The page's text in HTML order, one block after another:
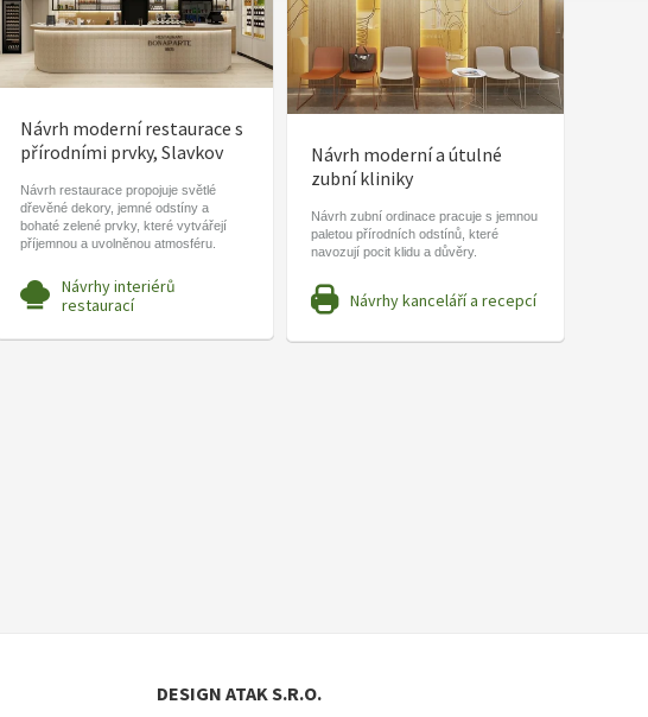
Návrh moderní restaurace s
přírodními prvky, Slavkov
Návrh restaurace propojuje světlé
dřevěné dekory, jemné odstíny a
bohaté zelené prvky, které vytvářejí
příjemnou a uvolněnou atmosféru.
Návrhy interiérů
restaurací
Návrh moderní a útulné
zubní kliniky
Návrh zubní ordinace pracuje s jemnou
paletou přírodních odstínů, které
navozují pocit klidu a důvěry.
Návrhy kanceláří a recepcí
DESIGN ATAK S.R.O.